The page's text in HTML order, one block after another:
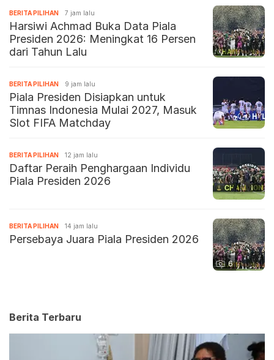
BERITA PILIHAN 7 jam lalu
Harsiwi Achmad Buka Data Piala
Presiden 2026: Meningkat 16 Persen
dari Tahun Lalu
BERITA PILIHAN 9 jam lalu
Piala Presiden Disiapkan untuk
Timnas Indonesia Mulai 2027, Masuk
Slot FIFA Matchday
BERITA PILIHAN 12 jam lalu
Daftar Peraih Penghargaan Individu
Piala Presiden 2026
6
BERITA PILIHAN 14 jam lalu
Persebaya Juara Piala Presiden 2026
Berita Terbaru